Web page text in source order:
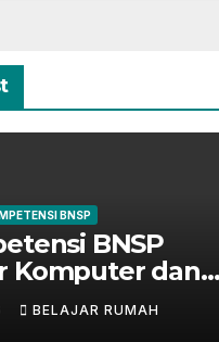
BNSP
BNSP
Komputer dan
di Bekasi
BELAJAR RUMAH